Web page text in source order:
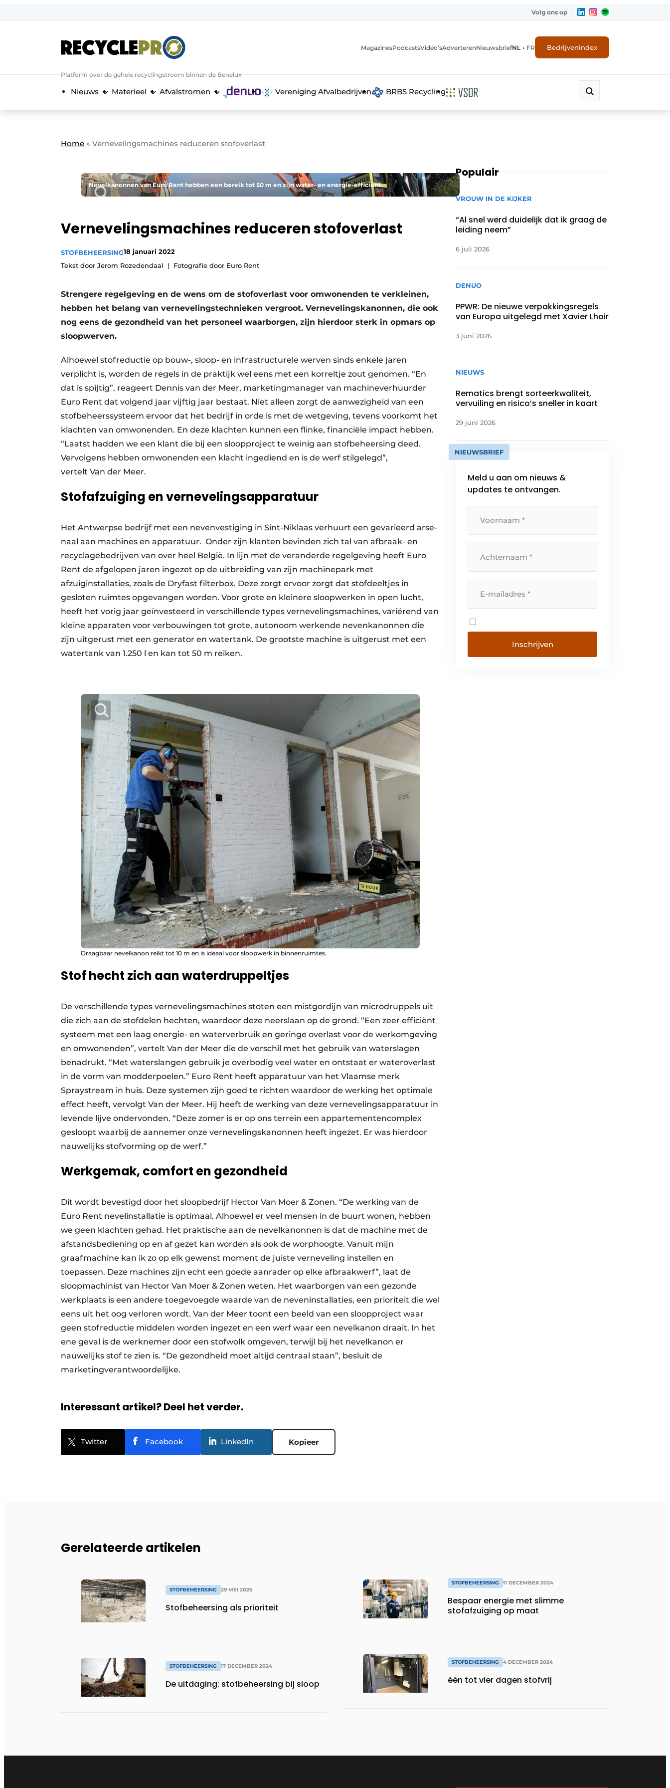
Algemene voorwaarden
Meest gelezen
Podcasts
Vacature aanmelden
Vacatures
Video’s
Volg ons op
Platform over de gehele recyclingstroom binnen de Benelux
MagazinesPodcastsVideo’sAdverterenNieuwsbriefNL • FR Bedrijvenindex
Nieuws Materieel Afvalstromen Vereniging Afvalbedrijven BRBS Recycling
Home » Vernevelingsmachines reduceren stofoverlast
Nevelkanonnen van Euro Rent hebben een bereik tot 50 m en zijn water- en energie-efficiënt.
Vernevelingsmachines reduceren stofoverlast
STOFBEHEERSING18 januari 2022
Tekst door Jerom Rozedendaal
Fotografie door Euro Rent
Strengere regelgeving en de wens om de stofoverlast voor omwonenden te verkleinen,
hebben het belang van vernevelingstechnieken vergroot. Vernevelingskanonnen, die ook
nog eens de gezondheid van het personeel waarborgen, zijn hierdoor sterk in opmars op
sloopwerven.
Alhoewel stofreductie op bouw-, sloop- en infra­structurele werven sinds enkele jaren
verplicht is, worden de regels in de praktijk wel eens met een korreltje zout genomen. “En
dat is spijtig”, reageert Dennis van der Meer, marketingmanager van machineverhuurder
Euro Rent dat volgend jaar vijftig jaar bestaat. Niet alleen zorgt de aanwezigheid van een
stofbeheerssysteem ervoor dat het bedrijf in orde is met de wetgeving, tevens voorkomt het
klachten van omwonenden. En deze klachten kunnen een flinke, financiële impact hebben.
“Laatst hadden we een klant die bij een sloopproject te weinig aan stof­beheersing deed.
Vervolgens hebben omwonenden een klacht ingediend en is de werf stilgelegd”,
vertelt Van der Meer.
Stofafzuiging en vernevelingsapparatuur
Het Antwerpse bedrijf met een nevenvestiging in Sint-Niklaas verhuurt een gevarieerd arse­
naal aan machines en apparatuur. Onder zijn klan­ten bevinden zich tal van afbraak- en
recyclage­bedrijven van over heel België. In lijn met de veranderde regelgeving heeft Euro
Rent de afgelopen jaren ingezet op de uitbreiding van zijn machinepark met
afzuiginstallaties, zoals de Dryfast filterbox. Deze zorgt ervoor zorgt dat stofdeeltjes in
gesloten ruimtes opgevangen worden. Voor grote en kleinere sloopwerken in open lucht,
heeft het vorig jaar geïnvesteerd in verschillende types vernevelingsmachines, variërend van
kleine apparaten voor verbouwingen tot grote, autonoom werkende nevenkanonnen die
zijn uitgerust met een generator en watertank. De grootste machine is uitgerust met een
watertank van 1.250 l en kan tot 50 m reiken.
Draagbaar nevelkanon reikt tot 10 m en is ideaal voor sloopwerk in binnenruimtes.
Stof hecht zich aan waterdruppeltjes
De verschillende types vernevelingsmachines stoten een mistgordijn van microdruppels uit
die zich aan de stofdelen hechten, waardoor deze neerslaan op de grond. “Een zeer efficiënt
systeem met een laag energie- en waterverbruik en geringe overlast voor de werkomgeving
en omwonenden”, vertelt Van der Meer die de verschil met het gebruik van water­slagen
benadrukt. “Met waterslangen gebruik je overbodig veel water en ontstaat er wateroverlast
in de vorm van modderpoelen.” Euro Rent heeft appara­tuur van het Vlaamse merk
Spraystream in huis. Deze systemen zijn goed te richten waardoor de werking het optimale
effect heeft, vervolgt Van der Meer. Hij heeft de werking van deze ver­nevelingsapparatuur in
levende lijve ondervonden. “Deze zomer is er op ons terrein een apparte­mentencomplex
gesloopt waarbij de aannemer onze vernevelingskanonnen heeft ingezet. Er was hierdoor
nauwelijks stofvorming op de werf.”
Werkgemak, comfort en gezondheid
Dit wordt bevestigd door het sloopbedrijf Hector Van Moer & Zonen. “De werking van de
Euro Rent nevelinstallatie is optimaal. Alhoewel er veel mensen in de buurt wonen, hebben
we geen klachten gehad. Het praktische aan de nevelkanonnen is dat de machine met de
afstandsbediening op en af gezet kan worden als ook de worphoogte. Vanuit mijn
graafmachine kan ik zo op elk gewenst moment de juiste verneveling instellen en
toepassen. Deze machines zijn echt een goede aanrader op elke afbraakwerf”, laat de
sloopmachinist van Hector Van Moer & Zonen weten. Het waarborgen van een gezonde
werkplaats is een andere toegevoegde waarde van de neveninstallaties, een prioriteit die wel
eens uit het oog verloren wordt. Van der Meer toont een beeld van een sloopproject waar
geen stofreductie middelen worden ingezet en een werf waar een nevelkanon draait. In het
ene geval is de werknemer door een stofwolk omgeven, terwijl bij het nevelkanon er
nauwelijks stof te zien is. “De gezondheid moet altijd centraal staan”, besluit de
marketingverantwoordelijke.
Interessant artikel? Deel het verder.
Twitter Facebook LinkedIn Kopieer
Populair
VROUW IN DE KIJKER
“Al snel werd duidelijk dat ik graag de
leiding neem”
6 juli 2026
DENUO
PPWR: De nieuwe verpakkingsregels
van Europa uitgelegd met Xavier Lhoir
3 juni 2026
NIEUWS
Rematics brengt sorteerkwaliteit,
vervuiling en risico’s sneller in kaart
29 juni 2026
NIEUWSBRIEF
Meld u aan om nieuws &
updates te ontvangen.
Gerelateerde artikelen
STOFBEHEERSING 29 MEI 2025
Stofbeheersing als prioriteit
STOFBEHEERSING 17 DECEMBER 2024
De uitdaging: stofbeheersing bij sloop
STOFBEHEERSING 11 DECEMBER 2024
Bespaar energie met slimme
stofafzuiging op maat
STOFBEHEERSING 4 DECEMBER 2024
één tot vier dagen stofvrij